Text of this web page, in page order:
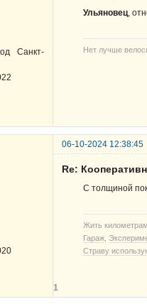
Санкт-
Ульяновец,
Нет лучше
06-10-2024 12:38:45
Re:
С толщиной
Жить
Гараж
Страву
1